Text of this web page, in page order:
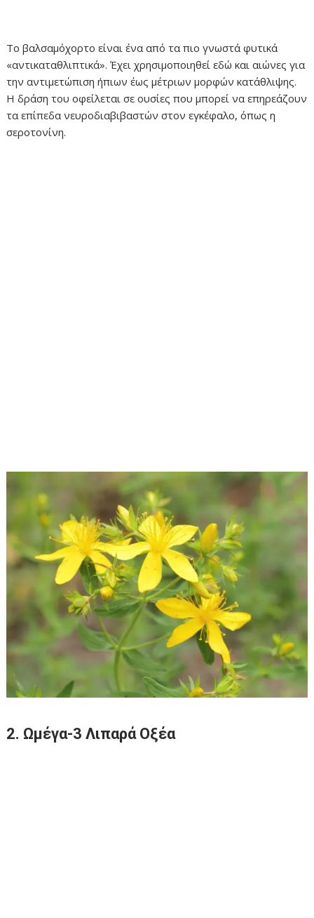
Το βαλσαμόχορτο είναι ένα από τα πιο γνωστά φυτικά
«αντικαταθλιπτικά». Έχει χρησιμοποιηθεί εδώ και αιώνες για
την αντιμετώπιση ήπιων έως μέτριων μορφών κατάθλιψης.
Η δράση του οφείλεται σε ουσίες που μπορεί να επηρεάζουν
τα επίπεδα νευροδιαβιβαστών στον εγκέφαλο, όπως η
σεροτονίνη.
2. Ωμέγα-3 Λιπαρά Οξέα